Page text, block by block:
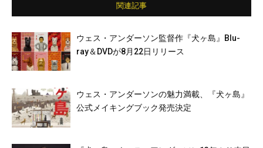
関連記事
ウェス・アンダーソン監督作『犬ヶ島』Blu-
ray＆DVDが8月22日リリース
ウェス・アンダーソンの魅力満載、『犬ヶ島』
公式メイキングブック発売決定